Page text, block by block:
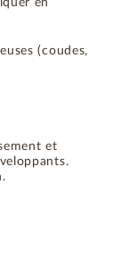
(coudes,
et